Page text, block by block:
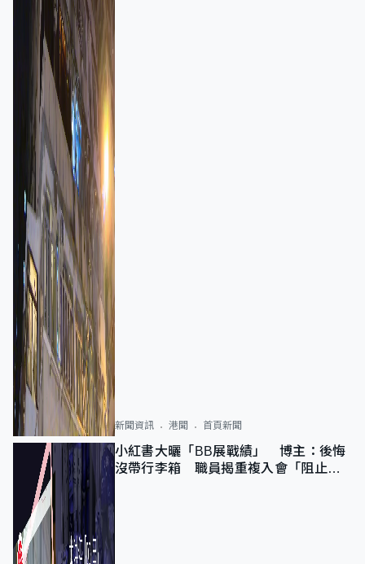
新聞資訊 港聞 首頁新聞
小紅書大曬「BB展戰績」 博主：後悔
沒帶行李箱 職員揭重複入會「阻止唔